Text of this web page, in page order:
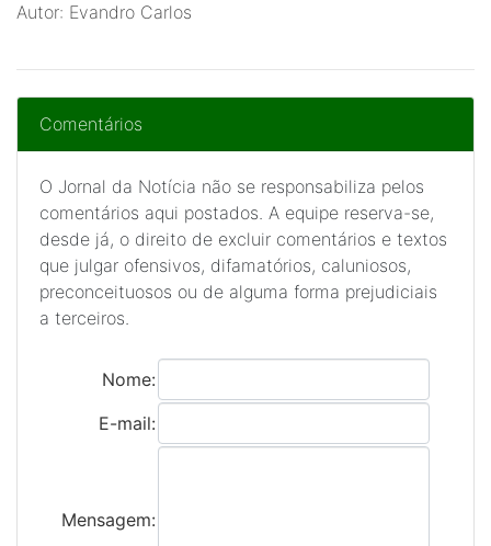
Autor: Evandro Carlos
Comentários
O Jornal da Notícia não se responsabiliza pelos
comentários aqui postados. A equipe reserva-se,
desde já, o direito de excluir comentários e textos
que julgar ofensivos, difamatórios, caluniosos,
preconceituosos ou de alguma forma prejudiciais
a terceiros.
Nome:
E-mail:
Mensagem: